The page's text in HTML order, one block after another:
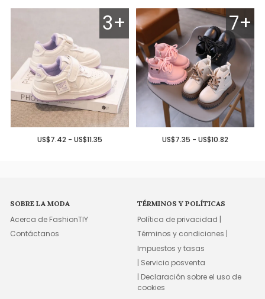
3+
US$7.42 - US$11.35
7+
US$7.35 - US$10.82
SOBRE LA MODA
Acerca de FashionTIY
Contáctanos
TÉRMINOS Y POLÍTICAS
Política de privacidad |
Términos y condiciones |
Impuestos y tasas
| Servicio posventa
| Declaración sobre el uso de
cookies